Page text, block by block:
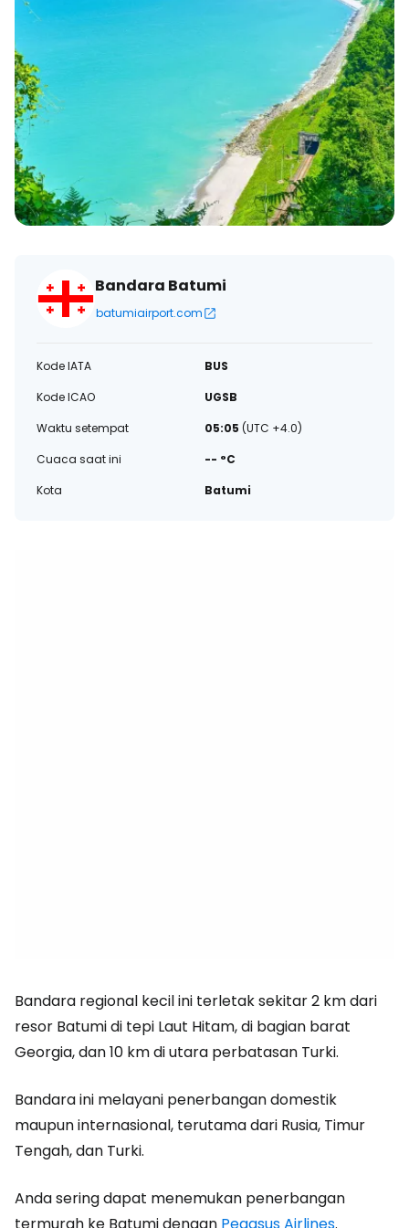
Bandara Batumi
batumiairport.com
Kode IATA
BUS
Kode ICAO
UGSB
Waktu setempat
05:05 (UTC +4.0)
Cuaca saat ini
-- °C
Kota
Batumi
Bandara regional kecil ini terletak sekitar 2 km dari
resor Batumi di tepi Laut Hitam, di bagian barat
Georgia, dan 10 km di utara perbatasan Turki.
Bandara ini melayani penerbangan domestik
maupun internasional, terutama dari Rusia, Timur
Tengah, dan Turki.
Anda sering dapat menemukan penerbangan